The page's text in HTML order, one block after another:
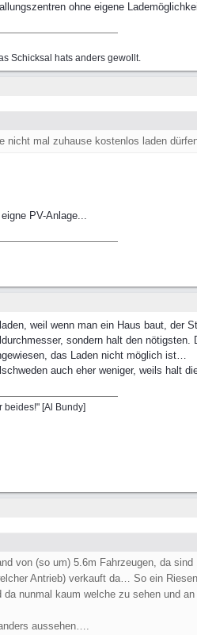
ohne eigene
Schicksal hats anders gewollt.
nicht mal zuhause kostenlos laden
PV-Anlage...
weil wenn man ein Haus baut,
sondern halt den
das Laden nicht möglich ist…
auch eher weniger, weils halt
beides!" [Al Bundy]
von (so um) 5.6m Fahrzeugen, da
Antrieb) verkauft da… So ein
nunmal kaum welche zu sehen und
aussehen….